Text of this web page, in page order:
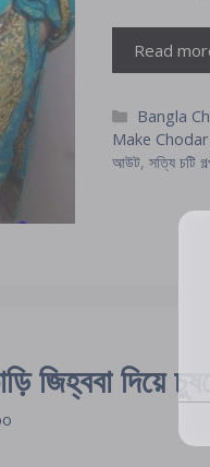
Read
Bangla
Make
আউট, সত্যি চটি
দিয়ে চুষতে